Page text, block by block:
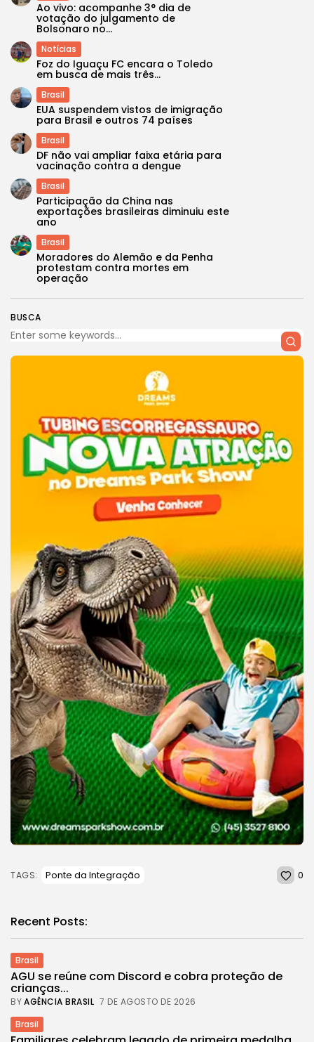
BUSCA
Ao vivo: acompanhe 3° dia de
votação do julgamento de
Bolsonaro no...
Notícias
Foz do Iguaçu FC encara o Toledo
em busca de mais três...
Brasil
EUA suspendem vistos de imigração
para Brasil e outros 74 países
Brasil
DF não vai ampliar faixa etária para
vacinação contra a dengue
Brasil
Participação da China nas
exportações brasileiras diminuiu este
ano
Brasil
Moradores do Alemão e da Penha
protestam contra mortes em
operação
TAGS: Ponte da Integração 0
Recent Posts:
Brasil
AGU se reúne com Discord e cobra proteção de
crianças...
BYAGÊNCIA BRASIL 7 DE AGOSTO DE 2026
Brasil